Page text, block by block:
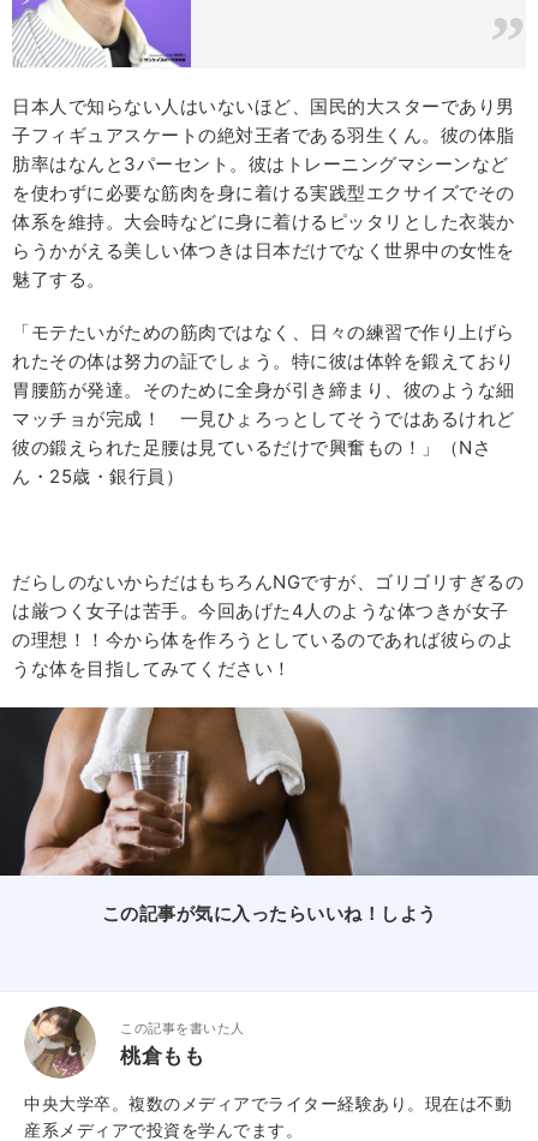
日本人で知らない人はいないほど、国民的大スターであり男
子フィギュアスケートの絶対王者である羽生くん。彼の体脂
肪率はなんと3パーセント。彼はトレーニングマシーンなど
を使わずに必要な筋肉を身に着ける実践型エクサイズでその
体系を維持。大会時などに身に着けるピッタリとした衣装か
らうかがえる美しい体つきは日本だけでなく世界中の女性を
魅了する。
「モテたいがための筋肉ではなく、日々の練習で作り上げら
れたその体は努力の証でしょう。特に彼は体幹を鍛えており
胃腰筋が発達。そのために全身が引き締まり、彼のような細
マッチョが完成！ 一見ひょろっとしてそうではあるけれど
彼の鍛えられた足腰は見ているだけで興奮もの！」（Nさ
ん・25歳・銀行員）
だらしのないからだはもちろんNGですが、ゴリゴリすぎるの
は厳つく女子は苦手。今回あげた4人のような体つきが女子
の理想！！今から体を作ろうとしているのであれば彼らのよ
うな体を目指してみてください！
この記事が気に入ったらいいね！しよう
この記事を書いた人
桃倉もも
中央大学卒。複数のメディアでライター経験あり。現在は不動
産系メディアで投資を学んでます。